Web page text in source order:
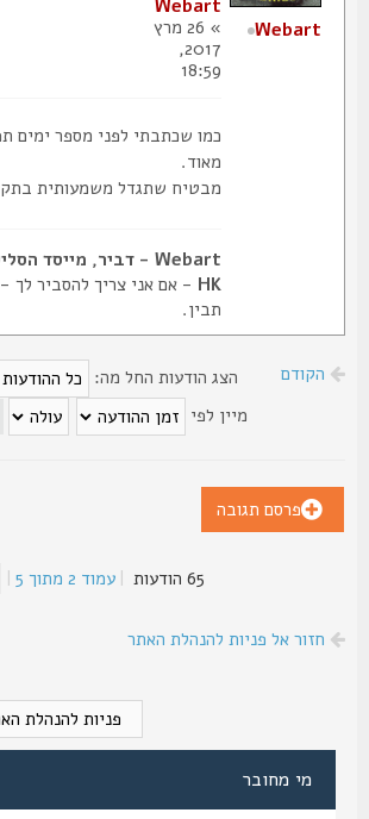
Webart
» 26 מרץ
2017,
18:59
כמו שכתבתי לפני מספר ימים
מאוד.
מבטיח שתגדל משמעותית בתקופה
Webart - דביר, מייסד הסליק
- אם אני צריך להסביר לך -
תבין.
Webart
הקודם
הצג הודעות החל מה:
מיין לפי
פרסם תגובה
|עמוד2מתוך5
|
1
חזור אל פניות להנהלת האתר
מי מחובר